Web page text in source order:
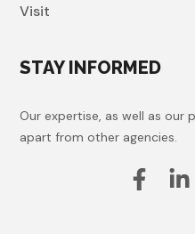
Visit
STAY INFORMED
Our expertise, as well as our
apart from other agencies.